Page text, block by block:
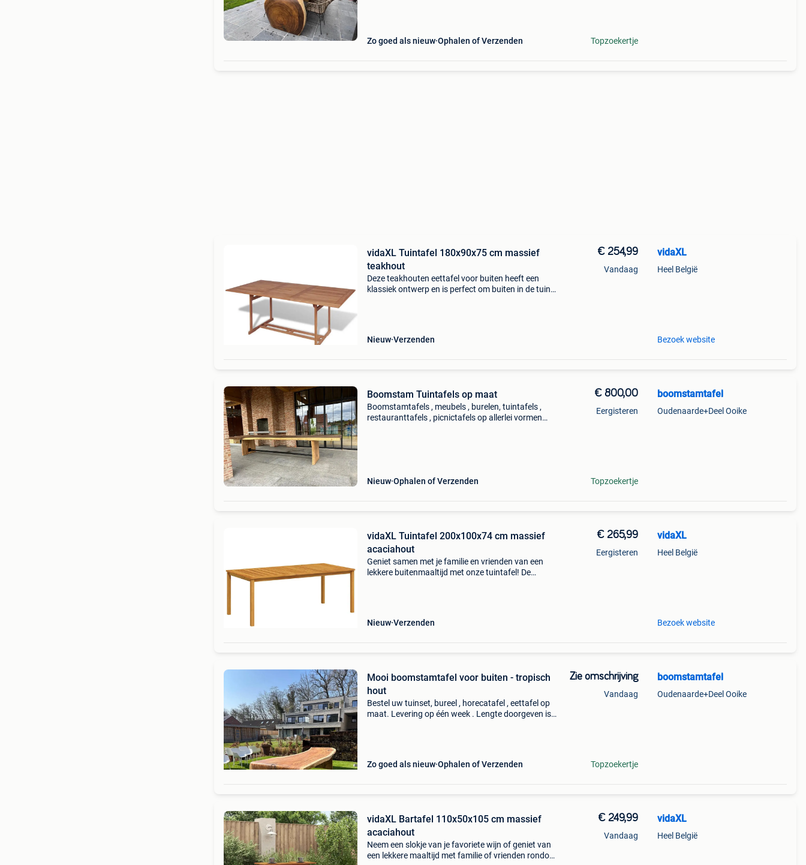
Zo goed als nieuw Ophalen of Verzenden Topzoekertje
vidaXL Tuintafel 180x90x75 cm massief
teakhout
Deze teakhouten eettafel voor buiten heeft een
klassiek ontwerp en is perfect om buiten in de tuin
Nieuw Verzenden
€ 254,99
Vandaag
vidaXL
Heel België
Bezoek website
Boomstam Tuintafels op maat
Boomstamtafels , meubels , burelen, tuintafels ,
restauranttafels , picnictafels op allerlei vormen
Nieuw Ophalen of Verzenden
€ 800,00
Eergisteren
Topzoekertje
boomstamtafel
Oudenaarde+Deel Ooike
vidaXL Tuintafel 200x100x74 cm massief
acaciahout
Geniet samen met je familie en vrienden van een
lekkere buitenmaaltijd met onze tuintafel! De
Nieuw Verzenden
€ 265,99
Eergisteren
vidaXL
Heel België
Bezoek website
Mooi boomstamtafel voor buiten - tropisch
hout
Bestel uw tuinset, bureel , horecatafel , eettafel op
maat. Levering op één week . Lengte doorgeven is
Zo goed als nieuw Ophalen of Verzenden
Zie omschrijving
Vandaag
Topzoekertje
boomstamtafel
Oudenaarde+Deel Ooike
vidaXL Bartafel 110x50x105 cm massief
acaciahout
Neem een slokje van je favoriete wijn of geniet van
een lekkere maaltijd met familie of vrienden rondom
€ 249,99
Vandaag
vidaXL
Heel België